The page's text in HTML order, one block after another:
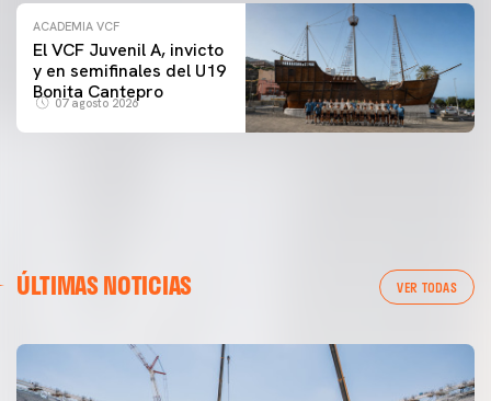
ACADEMIA VCF
El VCF Juvenil A, invicto
y en semifinales del U19
Bonita Cantepro
07 agosto 2026
ÚLTIMAS NOTICIAS VER TODAS